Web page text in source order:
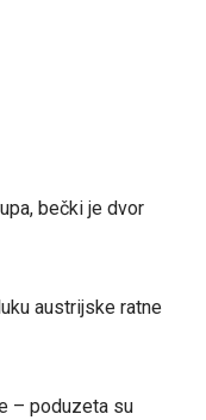
bečki je dvor
austrijske ratne
– poduzeta su